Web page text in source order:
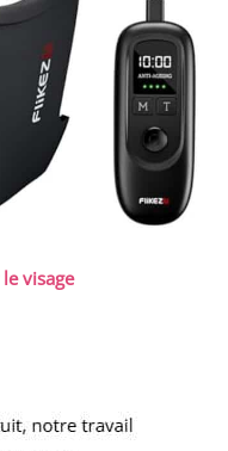
visage